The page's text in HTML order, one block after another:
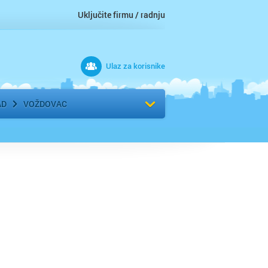
Uključite firmu / radnju
Ulaz za korisnike
VOŽDOVAC